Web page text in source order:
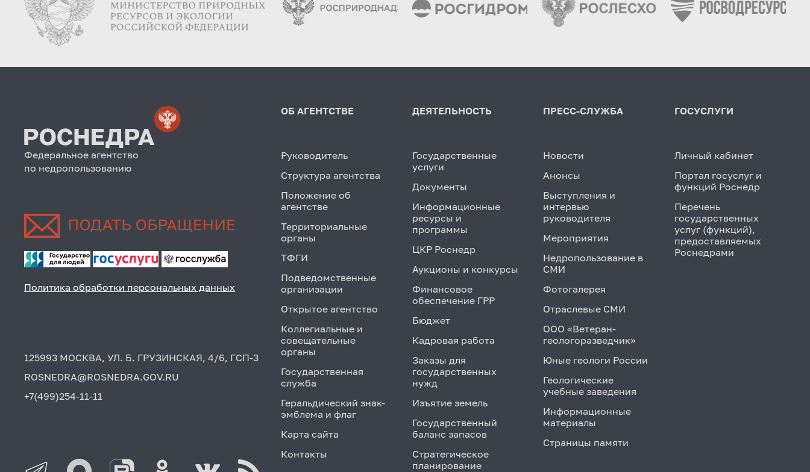
Федеральное агентство
по недропользованию
Политика обработки персональных данных
125993 МОСКВА, УЛ. Б. ГРУЗИНСКАЯ, 4/6, ГСП-3
ROSNEDRA@ROSNEDRA.GOV.RU
+7(499)254-11-11
ОБ АГЕНТСТВЕ
Руководитель
Структура агентства
Положение об
агентстве
Территориальные
органы
ТФГИ
Подведомственные
организации
Открытое агентство
Коллегиальные и
совещательные
органы
Государственная
служба
Геральдический знак-
эмблема и флаг
Карта сайта
Контакты
ДЕЯТЕЛЬНОСТЬ
Государственные
услуги
Документы
Информационные
ресурсы и
программы
ЦКР Роснедр
Аукционы и конкурсы
Финансовое
обеспечение ГРР
Бюджет
Кадровая работа
Заказы для
государственных
нужд
Изъятие земель
Государственный
баланс запасов
Стратегическое
планирование
ПРЕСС-СЛУЖБА
Новости
Анонсы
Выступления и
интервью
руководителя
Мероприятия
Недропользование в
СМИ
Фотогалерея
Отраслевые СМИ
ООО «Ветеран-
геологоразведчик»
Юные геологи России
Геологические
учебные заведения
Информационные
материалы
Страницы памяти
ГОСУСЛУГИ
Личный кабинет
Портал госуслуг и
функций Роснедр
Перечень
государственных
услуг (функций),
предоставляемых
Роснедрами